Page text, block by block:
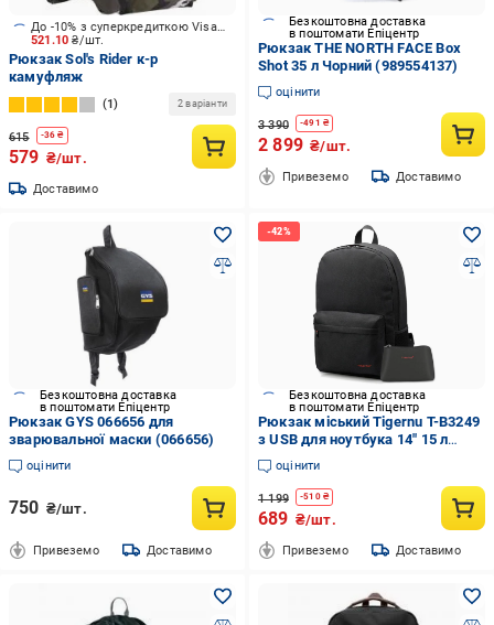
521.10₴/шт.
До -10% з суперкредиткою Visa Вигода
Рюкзак Sol's Rider к-р
камуфляж
1 2 варіанти
615 -36 ₴
579 ₴/шт.
Доставимо
Безкоштовна доставка
в поштомати Епіцентр
Рюкзак THE NORTH FACE Box
Shot 35 л Чорний (989554137)
оцінити
3 390 -491 ₴
2 899 ₴/шт.
Привеземо Доставимо
Безкоштовна доставка
в поштомати Епіцентр
Рюкзак GYS 066656 для
зварювальної маски (066656)
оцінити
750 ₴/шт.
Привеземо Доставимо
Безкоштовна доставка
в поштомати Епіцентр
Рюкзак міський Tigernu T-B3249
з USB для ноутбука 14" 15 л
Чорний (TGN-T-B3249-1876)
оцінити
1 199 -510₴
689 ₴/шт.
Привеземо Доставимо